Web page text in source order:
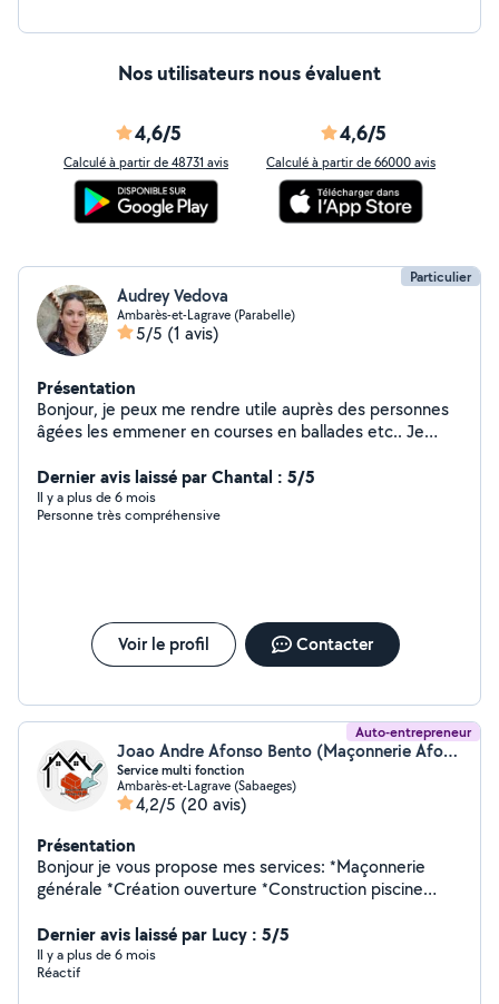
Nos utilisateurs nous évaluent
4,6/5
Calculé à partir de 48731 avis
4,6/5
Calculé à partir de 66000 avis
Particulier
Audrey Vedova
Ambarès-et-Lagrave (Parabelle)
5/5 (1 avis)
Présentation
Bonjour, je peux me rendre utile auprès des personnes
âgées les emmener en courses en ballades etc.. Je
repassage, ou encore du babysitting.... Des petites
bricoles qui peuvent bien depanner
Dernier avis laissé par Chantal : 5/5
Il y a plus de 6 mois
Personne très compréhensive
Voir le profil Contacter
Auto-entrepreneur
Joao Andre Afonso Bento (Maçonnerie Afonso)
Service multi fonction
Ambarès-et-Lagrave (Sabaeges)
4,2/5 (20 avis)
Présentation
Bonjour je vous propose mes services: *Maçonnerie
générale *Création ouverture *Construction piscine
*Terrassement *Cloture *Évacuation des gravats
*Montage des mobles *Déménagement *Enduit de mur
*Crépi de garage *Nettoyage fin de chantier
Dernier avis laissé par Lucy : 5/5
Il y a plus de 6 mois
Réactif